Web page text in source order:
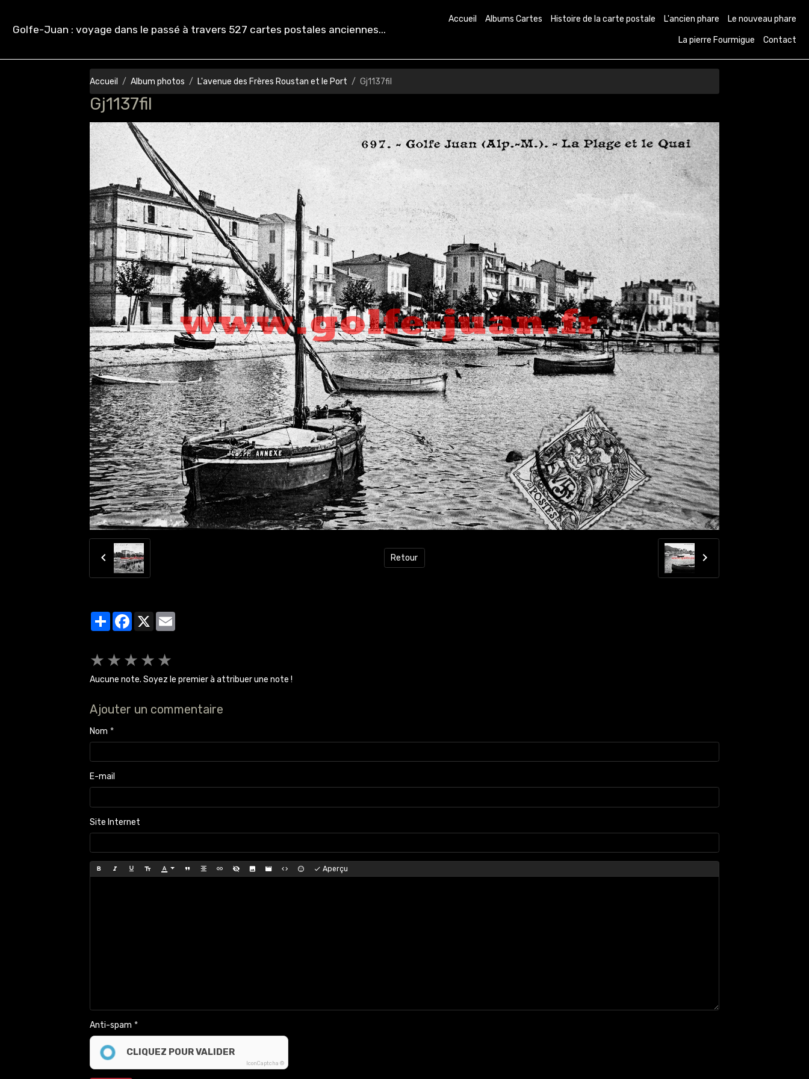
Golfe-Juan : voyage dans le passé à travers 527 cartes postales anciennes...
Accueil Albums Cartes Histoire de la carte postale L'ancien phare Le nouveau phare
La pierre Fourmigue Contact
Accueil Album photos L'avenue des Frères Roustan et le Port Gj1137fil
Gj1137fil
Retour
PartagerFacebook
X
★ ★ ★ ★ ★
Aucune note. Soyez le premier à attribuer une note !
Ajouter un commentaire
Nom
E-mail
Site Internet
Aperçu
Anti-spam
CLIQUEZ POUR VALIDER
IconCaptcha ©